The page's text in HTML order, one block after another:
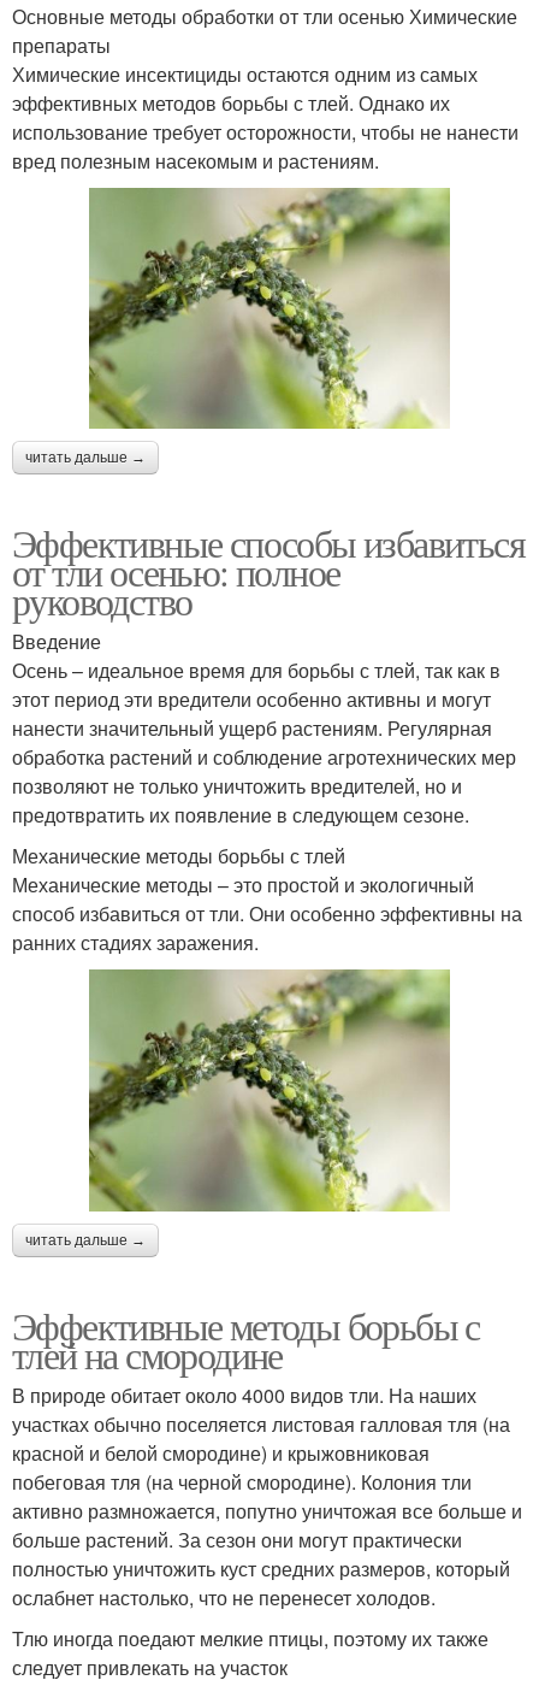
Основные методы обработки от тли осенью Химические
препараты
Химические инсектициды остаются одним из самых
эффективных методов борьбы с тлей. Однако их
использование требует осторожности, чтобы не нанести
вред полезным насекомым и растениям.
читать дальше →
Эффективные способы избавиться
от тли осенью: полное
руководство
Введение
Осень – идеальное время для борьбы с тлей, так как в
этот период эти вредители особенно активны и могут
нанести значительный ущерб растениям. Регулярная
обработка растений и соблюдение агротехнических мер
позволяют не только уничтожить вредителей, но и
предотвратить их появление в следующем сезоне.
Механические методы борьбы с тлей
Механические методы – это простой и экологичный
способ избавиться от тли. Они особенно эффективны на
ранних стадиях заражения.
читать дальше →
Эффективные методы борьбы с
тлей на смородине
В природе обитает около 4000 видов тли. На наших
участках обычно поселяется листовая галловая тля (на
красной и белой смородине) и крыжовниковая
побеговая тля (на черной смородине). Колония тли
активно размножается, попутно уничтожая все больше и
больше растений. За сезон они могут практически
полностью уничтожить куст средних размеров, который
ослабнет настолько, что не перенесет холодов.
Тлю иногда поедают мелкие птицы, поэтому их также
следует привлекать на участок